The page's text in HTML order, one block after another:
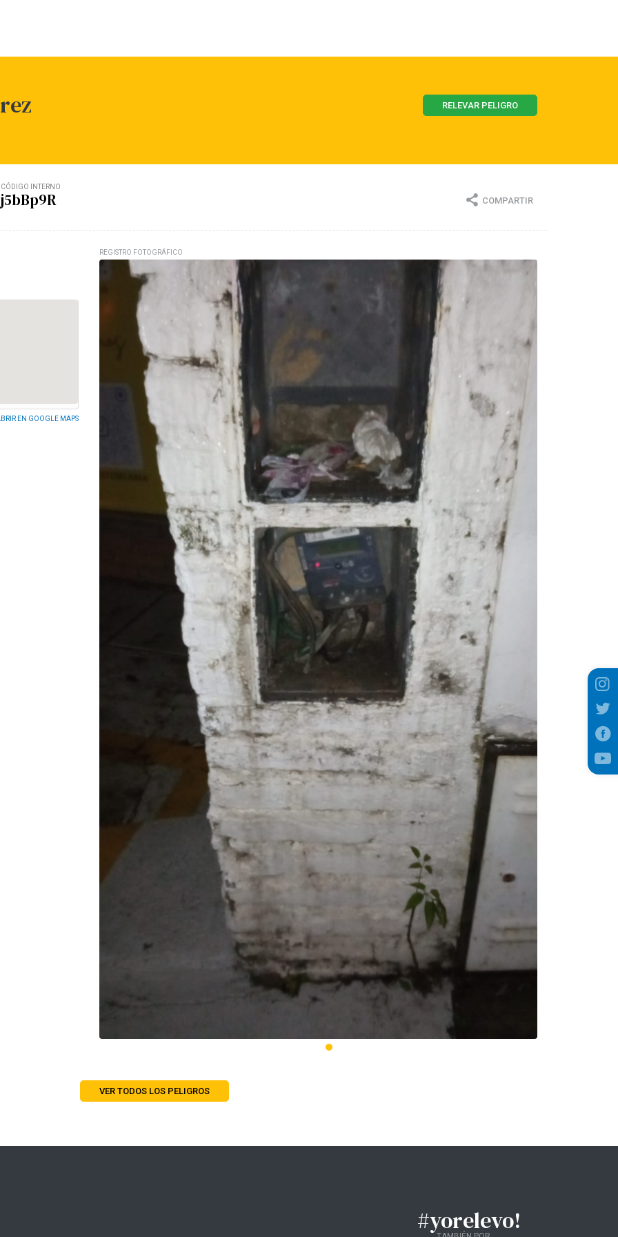
RELEVAR PELIGRO
CÓDIGO INTERNO
j5bBp9R COMPARTIR
EN GOOGLE MAPS
REGISTRO FOTOGRÁFICO
VER TODOS LOS PELIGROS
#yorelevo!